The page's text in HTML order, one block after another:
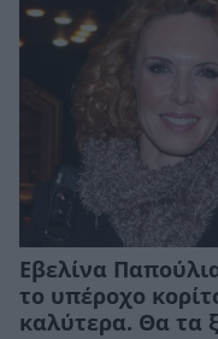
Εβελίνα
το υπέροχο
καλύτερα. Θα τα